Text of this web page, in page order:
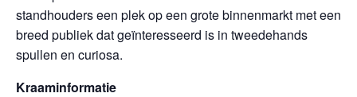
standhouders een plek op een grote binnenmarkt met een
breed publiek dat geïnteresseerd is in tweedehands
spullen en curiosa.
Kraaminformatie